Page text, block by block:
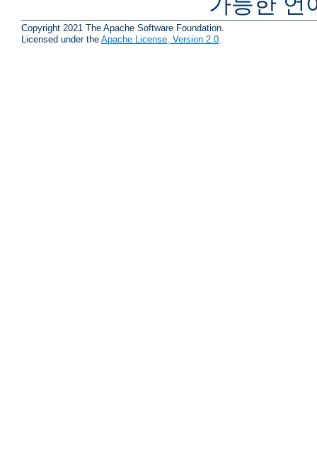
Copyright 2021 The Apache Software Foundation.
Licensed under the Apache License, Version 2.0.